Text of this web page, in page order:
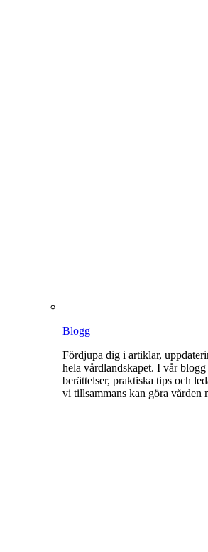
Blogg
Fördjupa dig i artiklar,
hela vårdlandskapet. I vår
berättelser, praktiska tips och
vi tillsammans kan göra vården